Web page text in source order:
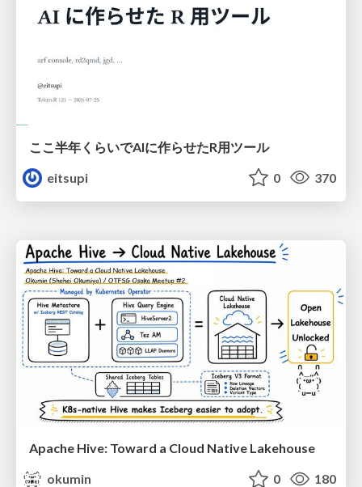
ここ半年くらいでAIに作らせたR用ツール
eitsupi
0 370
Apache Hive: Toward a Cloud Native Lakehouse
okumin
0 180